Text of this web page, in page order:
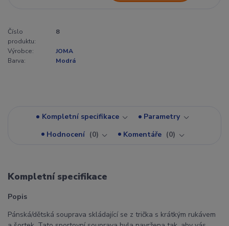
Číslo
produktu:
8
Výrobce:
JOMA
Barva:
Modrá
Kompletní specifikace
Parametry
Hodnocení
0 Komentáře 0
Kompletní specifikace
Popis
Pánská/dětská souprava skládající se z trička s krátkým rukávem